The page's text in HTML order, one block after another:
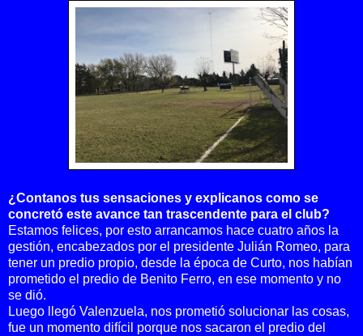
¿Contanos tus sensaciones y explicanos como se
concretó este avance tan trascendente para el club?
Estamos felices, por esto arrancamos hace cuatro años la
gestión, encabezados por el presidente Julián Romeo, para
tener un predio propio, desde la época de Curto, nos habían
prometido el predio de Benito Ferro, en ese momento y no
se dió.
Luego llegó Valenzuela, nos prometió solucionar las cosas,
fue un momento difícil porque nos sacaron el predio del